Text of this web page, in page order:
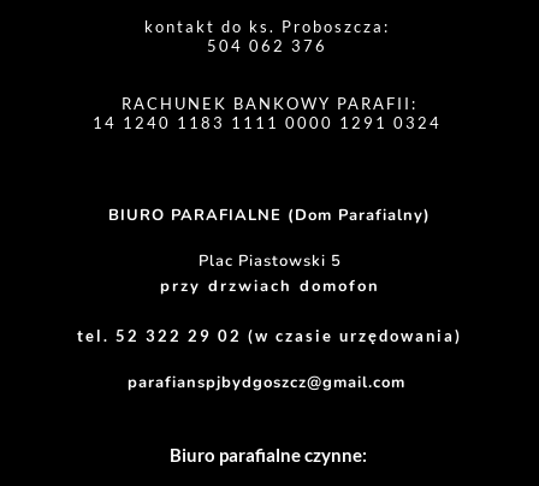
kontakt do ks. Proboszcza:
504 062 376
RACHUNEK BANKOWY PARAFII:
14 1240 1183 1111 0000 1291 0324
BIURO PARAFIALNE (Dom Parafialny)
Plac Piastowski 5
przy drzwiach domofon
tel. 52 322 29 02 (w czasie urzędowania)
parafianspjbydgoszcz@gmail.com
Biuro parafialne czynne: